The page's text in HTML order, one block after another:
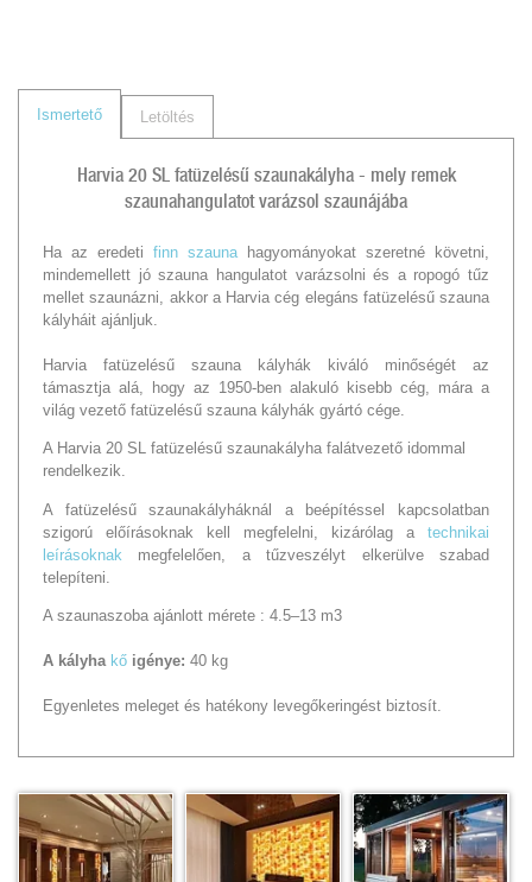
Ismertető Letöltés
Harvia 20 SL fatüzelésű szaunakályha - mely remek
szaunahangulatot varázsol szaunájába
Ha az eredeti finn szauna hagyományokat szeretné követni,
mindemellett jó szauna hangulatot varázsolni és a ropogó tűz
mellet szaunázni, akkor a Harvia cég elegáns fatüzelésű szauna
kályháit ajánljuk.
Harvia fatüzelésű szauna kályhák kiváló minőségét az
támasztja alá, hogy az 1950-ben alakuló kisebb cég, mára a
világ vezető fatüzelésű szauna kályhák gyártó cége.
A Harvia 20 SL fatüzelésű szaunakályha falátvezető idommal
rendelkezik.
A fatüzelésű szaunakályháknál a beépítéssel kapcsolatban
szigorú előírásoknak kell megfelelni, kizárólag a technikai
leírásoknak megfelelően, a tűzveszélyt elkerülve szabad
telepíteni.
A szaunaszoba ajánlott mérete : 4.5–13 m3
A kályha kő igénye: 40 kg
Egyenletes meleget és hatékony levegőkeringést biztosít.